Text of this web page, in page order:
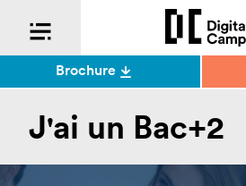
J'ai un Bac+2
Brochure